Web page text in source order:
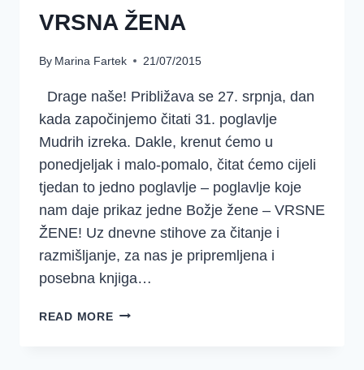
VRSNA ŽENA
By Marina Fartek 21/07/2015
Drage naše! Približava se 27. srpnja, dan
kada započinjemo čitati 31. poglavlje
Mudrih izreka. Dakle, krenut ćemo u
ponedjeljak i malo-pomalo, čitat ćemo cijeli
tjedan to jedno poglavlje – poglavlje koje
nam daje prikaz jedne Božje žene – VRSNE
ŽENE! Uz dnevne stihove za čitanje i
razmišljanje, za nas je pripremljena i
posebna knjiga…
READ MOREVRSNA